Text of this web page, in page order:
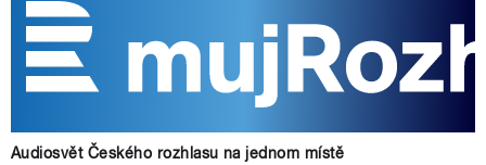
Audiosvět Českého rozhlasu na jednom místě